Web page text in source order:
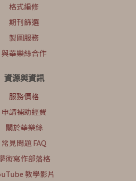
格式編修
期刊篩選
製圖服務
與華樂絲合作
資源與資訊
服務價格
申請補助經費
關於華樂絲
常見問題 FAQ
術寫作部落格
教學影片